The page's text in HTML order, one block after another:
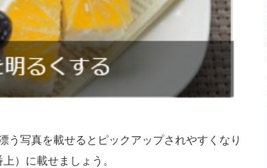
う写真を載せるとピックアップされやすくなり
）に載せましょう。